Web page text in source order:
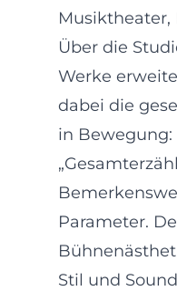
Über die
Werke
dabei die
in Bewegung:
Parameter.
Stil und